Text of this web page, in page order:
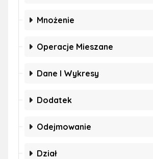
Mnożenie
Operacje Mieszane
Dane I Wykresy
Dodatek
Odejmowanie
Dział